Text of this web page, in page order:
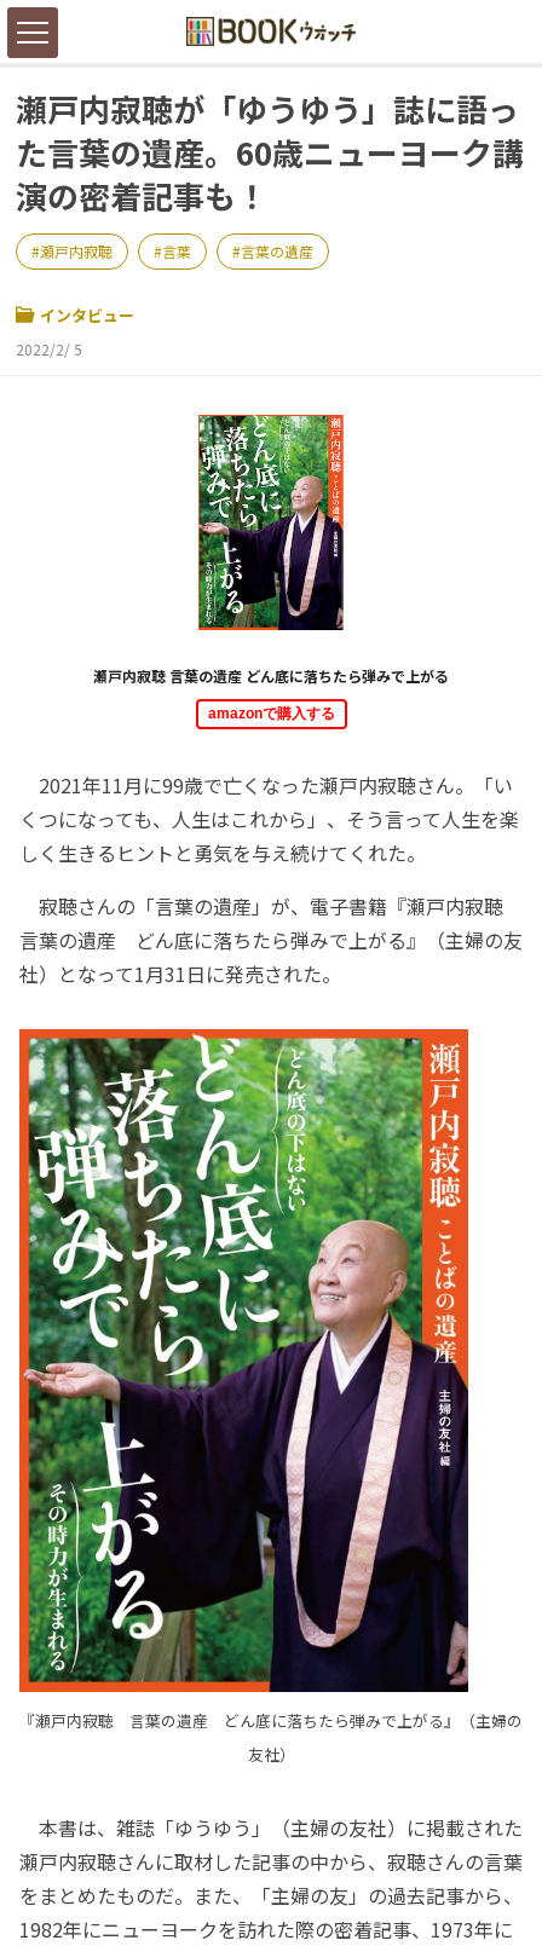
瀬戸内寂聴が「ゆうゆう」誌に語っ
た言葉の遺産。60歳ニューヨーク講
演の密着記事も！
瀬戸内寂聴 言葉 言葉の遺産
インタビュー
2022/2/ 5
瀬戸内寂聴 言葉の遺産 どん底に落ちたら弾みで上がる
amazonで購入する
2021年11月に99歳で亡くなった瀬戸内寂聴さん。「い
くつになっても、人生はこれから」、そう言って人生を楽
しく生きるヒントと勇気を与え続けてくれた。
寂聴さんの「言葉の遺産」が、電子書籍『瀬戸内寂聴
言葉の遺産 どん底に落ちたら弾みで上がる』（主婦の友
社）となって1月31日に発売された。
『瀬戸内寂聴 言葉の遺産 どん底に落ちたら弾みで上がる』（主婦の
友社）
本書は、雑誌「ゆうゆう」（主婦の友社）に掲載された
瀬戸内寂聴さんに取材した記事の中から、寂聴さんの言葉
をまとめたものだ。また、「主婦の友」の過去記事から、
1982年にニューヨークを訪れた際の密着記事、1973年に